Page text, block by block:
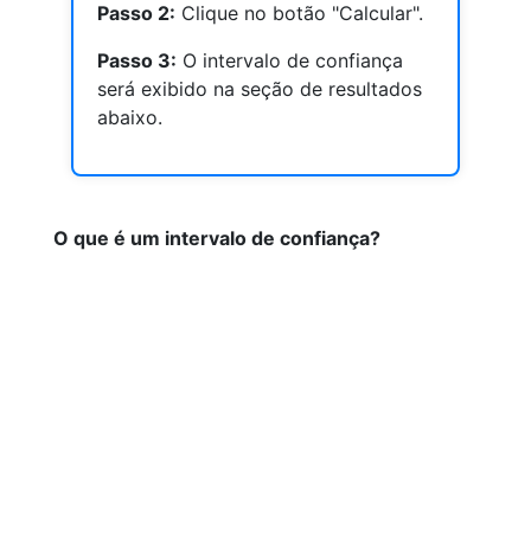
Passo 2: Clique no botão "Calcular".
Passo 3: O intervalo de confiança
será exibido na seção de resultados
abaixo.
O que é um intervalo de confiança?